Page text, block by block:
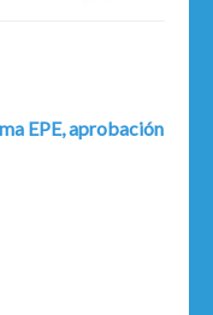
EPE, aprobación